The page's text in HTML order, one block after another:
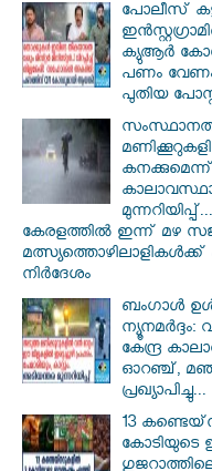
പോലീസ്
ക്യുആർ
പണം
പുതിയ
കനക്കുമെന്ന്
കാലാവസ്ഥാ
കേരളത്തിൽ ഇന്ന് മഴ
നിർദേശം
ബംഗാൾ
ന്യൂനമർദ്ദം:
കേന്ദ്ര
ഓറഞ്ച്,
പ്രഖ്യാപിച്ചു...
13
കോടിയുടെ